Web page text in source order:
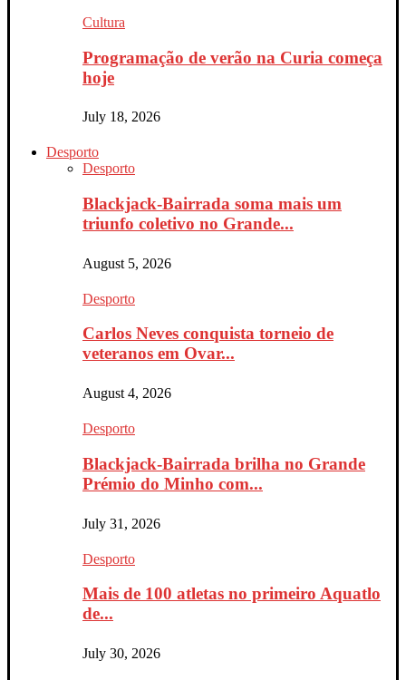
Cultura
Programação de verão na Curia começa
hoje
July 18, 2026
Desporto
Desporto
Blackjack-Bairrada soma mais um
triunfo coletivo no Grande...
August 5, 2026
Desporto
Carlos Neves conquista torneio de
veteranos em Ovar...
August 4, 2026
Desporto
Blackjack-Bairrada brilha no Grande
Prémio do Minho com...
July 31, 2026
Desporto
Mais de 100 atletas no primeiro Aquatlo
de...
July 30, 2026